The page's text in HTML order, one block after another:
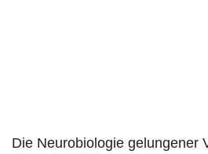
Die Neurobiologie gelungener